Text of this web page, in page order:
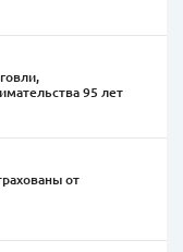
95 лет
от